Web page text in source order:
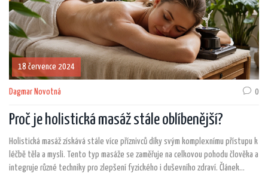
18 července 2024
Dagmar Novotná 0
Proč je holistická masáž stále oblíbenější?
Holistická masáž získává stále více příznivců díky svým komplexnímu přístupu k
léčbě těla a mysli. Tento typ masáže se zaměřuje na celkovou pohodu člověka a
integruje různé techniky pro zlepšení fyzického i duševního zdraví. Článek